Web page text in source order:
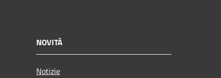
NOVITÀ
Notizie